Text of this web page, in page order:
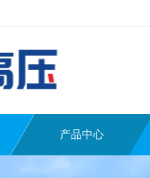
产品中心